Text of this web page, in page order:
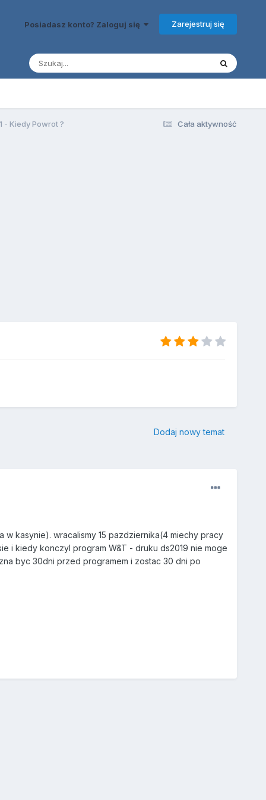
Posiadasz konto? Zaloguj się Zarejestruj się
Cała aktywność
- Kiedy Powrot ?
Dodaj nowy temat
kasynie). wracalismy 15 pazdziernika(4 miechy pracy
i kiedy konczyl program W&T - druku ds2019 nie moge
byc 30dni przed programem i zostac 30 dni po